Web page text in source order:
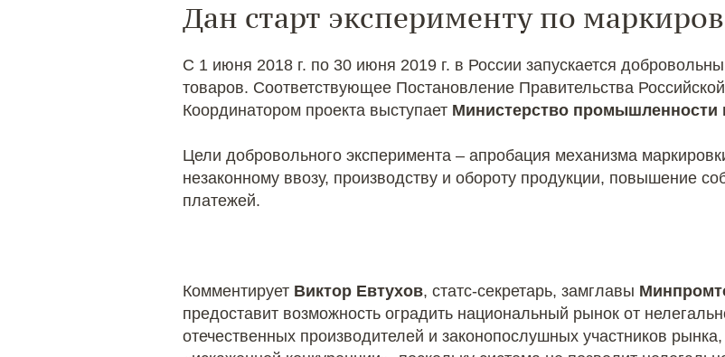
Дан старт эксперименту по
С 1 июня 2018 г. по 30 июня 2019 г. в России запускается
товаров. Соответствующее Постановление Правительства
Координатором проекта выступает Министерство промышленности
Цели добровольного эксперимента – апробация механизма
незаконному ввозу, производству и обороту продукции, повышение
платежей.
Комментирует Виктор Евтухов, статс-секретарь, замглавы
предоставит возможность оградить национальный рынок от
отечественных производителей и законопослушных участников